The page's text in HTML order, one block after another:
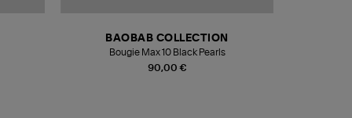
90,00 €
BAOBAB COLLECTION
Bougie Max 10 Black Pearls